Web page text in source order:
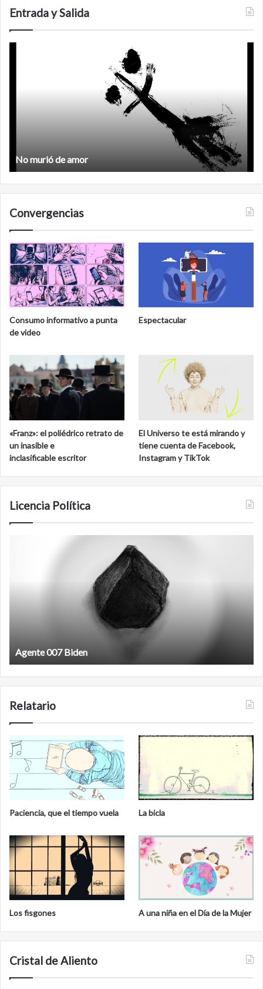
Carlos
Entrada y Salida
No murió de amor
Convergencias
Consumo informativo a punta
de video
Espectacular
«Franz»: el poliédrico retrato de
un inasible e
inclasificable escritor
El Universo te está mirando y
tiene cuenta de Facebook,
Instagram y TikTok
Licencia Política
Agente 007 Biden
Relatario
Paciencia, que el tiempo vuela La bicla
Los fisgones A una niña en el Día de la Mujer
Cristal de Aliento